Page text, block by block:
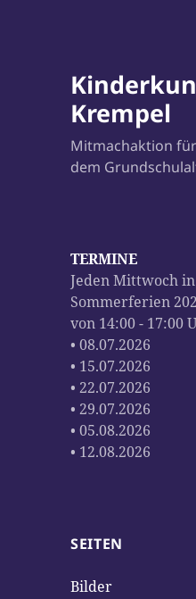
Krempel
Mitmachaktion
dem
TERMINE
Jeden Mittwoch
Sommerferien
von 14:00 - 17:00
• 08.07.2026
• 15.07.2026
• 22.07.2026
• 29.07.2026
• 05.08.2026
• 12.08.2026
SEITEN
Bilder